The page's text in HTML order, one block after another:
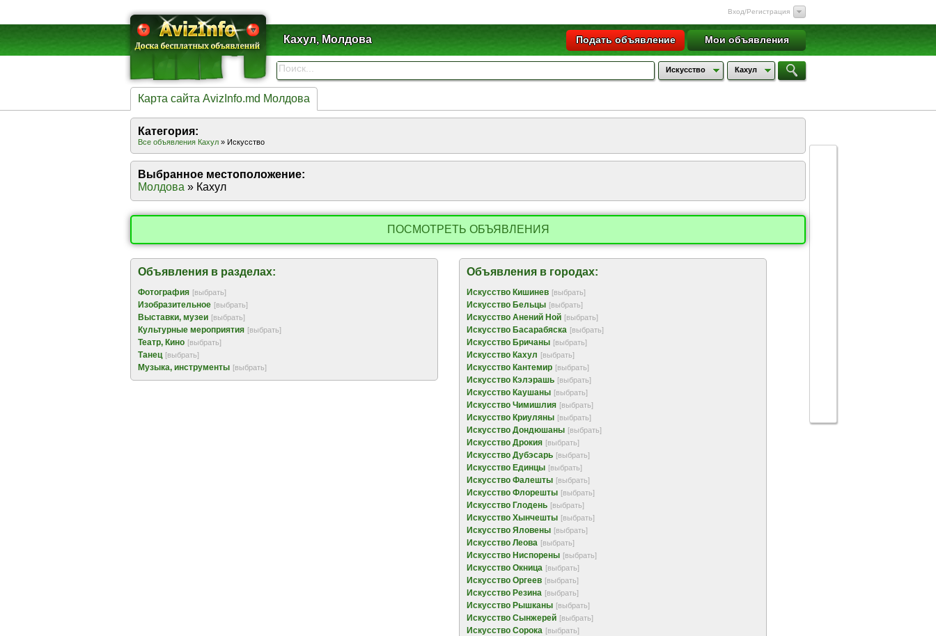
Вход/Регистрация
Кахул, Молдова Мои объявления
Подать объявление
Искусство Кахул
Карта сайта AvizInfo.md Молдова
Категория:
Все объявления Кахул » Искусство
Выбранное местоположение:
Молдова » Кахул
ПОСМОТРЕТЬ ОБЪЯВЛЕНИЯ
Объявления в разделах:
Фотография [выбрать]
Изобразительное [выбрать]
Выставки, музеи [выбрать]
Культурные мероприятия [выбрать]
Театр, Кино [выбрать]
Танец [выбрать]
Музыка, инструменты [выбрать]
Объявления в городах:
Искусство Кишинев [выбрать]
Искусство Бельцы [выбрать]
Искусство Анений Ной [выбрать]
Искусство Басарабяска [выбрать]
Искусство Бричаны [выбрать]
Искусство Кахул [выбрать]
Искусство Кантемир [выбрать]
Искусство Кэлэрашь [выбрать]
Искусство Каушаны [выбрать]
Искусство Чимишлия [выбрать]
Искусство Криуляны [выбрать]
Искусство Дондюшаны [выбрать]
Искусство Дрокия [выбрать]
Искусство Дубэсарь [выбрать]
Искусство Единцы [выбрать]
Искусство Фалешты [выбрать]
Искусство Флорешты [выбрать]
Искусство Глодень [выбрать]
Искусство Хынчешты [выбрать]
Искусство Яловены [выбрать]
Искусство Леова [выбрать]
Искусство Ниспорены [выбрать]
Искусство Окница [выбрать]
Искусство Оргеев [выбрать]
Искусство Резина [выбрать]
Искусство Рышканы [выбрать]
Искусство Сынжерей [выбрать]
Искусство Сорока [выбрать]